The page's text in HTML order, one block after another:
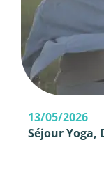
13/05/2026
Séjour